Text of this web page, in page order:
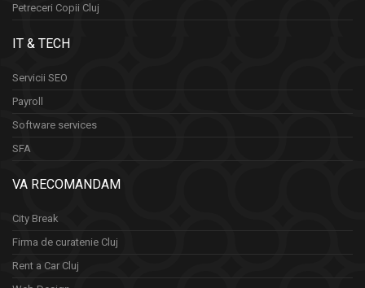
Petreceri Copii Cluj
IT & TECH
Servicii SEO
Payroll
Software services
SFA
VA RECOMANDAM
City Break
Firma de curatenie Cluj
Rent a Car Cluj